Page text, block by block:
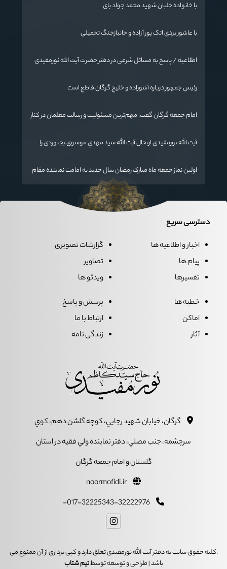
با خانواده خلبان شهید محمد جواد بای
با عاشور بردی اتک پور آزاده و جانبازجنگ تحمیلی
اطلاعیه / پاسخ به مسائل شرعی در دفتر حضرت آیت الله نورمفیدی
رئیس جمهور درباره آشوراده و خلیج گرگان قاطع است
امام جمعه گرگان گفت: مهم‌ترین مسئولیت و رسالت معلمان در کنار
مفید برای آینده ایران اسلامی است.
آیت الله نورمفیدی ارتحال آیت الله سيد مهدي موسوی بجنوردی را
اولین نماز جمعه ماه مبارک رمضان سال جدید به امامت نماینده مقام
معظم رهبری دراستان گلستان اقامه می گردد.
دسترسی سریع
اخبار و اطلاعیه ها
پیام ها
تفسیرها
گزارشات تصویری
تصاویر
ویدئو ها
خطبه ها
اماکن
آثار
پرسش و پاسخ
ارتباط با ما
زندگی نامه
گرگان، خيابان شهيد رجايي، کوچه گلشن دهم، کوي
سرچشمه، جنب مصلي، دفتر نماينده ولي فقيه در استان
گلستان و امام جمعه گرگان
.کلیه حقوق سایت به دفتر آیت الله نورمفیدی تعلق دارد و کپی برداری از آن ممنوع می
باشد | طراحی و توسعه توسطتیم شتاب